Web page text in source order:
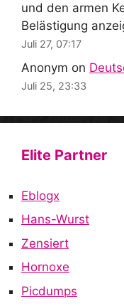
und den armen
Belästigung
Juli 27, 07:17
Anonym on
Juli 25, 23:33
Elite Partner
Eblogx
Hans-Wurst
Zensiert
Hornoxe
Picdumps